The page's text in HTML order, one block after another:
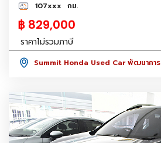
107xxx กม.
฿ 829,000
ราคาไม่รวมภาษี
Summit Honda Used Car พัฒนาการ